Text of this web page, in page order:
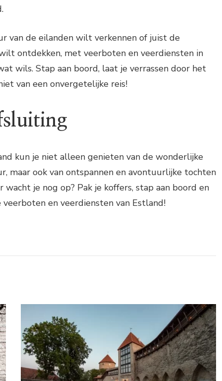
van de eilanden wilt verkennen of juist de
ontdekken, met veerboten en veerdiensten in
wils. Stap aan boord, laat je verrassen door het
van een onvergetelijke reis!
kun je niet alleen genieten van de wonderlijke
maar ook van ontspannen en avontuurlijke tochten
je nog op? Pak je koffers, stap aan boord en
en veerdiensten van Estland!